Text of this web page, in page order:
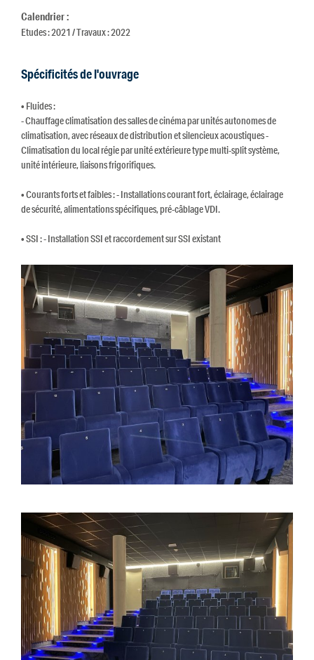
Calendrier :
Etudes : 2021 / Travaux : 2022
Spécificités de l'ouvrage
• Fluides :
- Chauffage climatisation des salles de cinéma par unités autonomes de
climatisation, avec réseaux de distribution et silencieux acoustiques -
Climatisation du local régie par unité extérieure type multi-split système,
unité intérieure, liaisons frigorifiques.
• Courants forts et faibles : - Installations courant fort, éclairage, éclairage
de sécurité, alimentations spécifiques, pré-câblage VDI.
• SSI : - Installation SSI et raccordement sur SSI existant